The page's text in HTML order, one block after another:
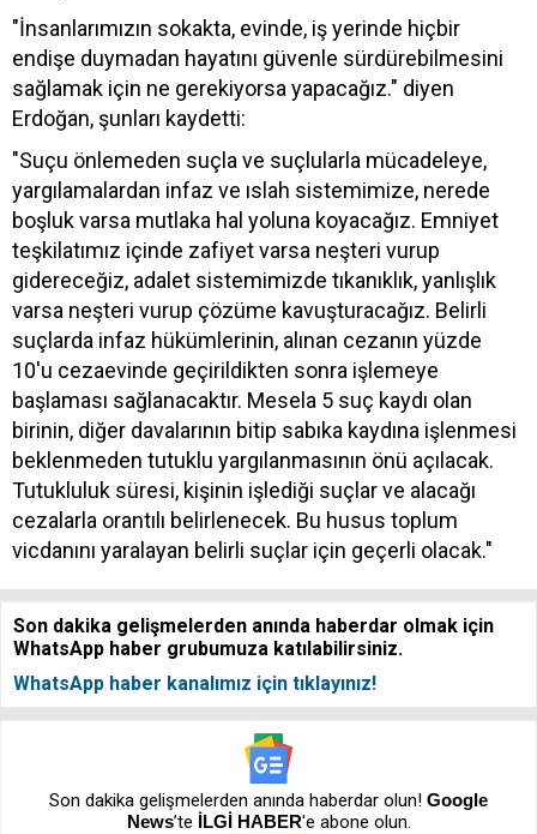
"İnsanlarımızın sokakta, evinde, iş yerinde hiçbir
endişe duymadan hayatını güvenle sürdürebilmesini
sağlamak için ne gerekiyorsa yapacağız." diyen
Erdoğan, şunları kaydetti:
"Suçu önlemeden suçla ve suçlularla mücadeleye,
yargılamalardan infaz ve ıslah sistemimize, nerede
boşluk varsa mutlaka hal yoluna koyacağız. Emniyet
teşkilatımız içinde zafiyet varsa neşteri vurup
gidereceğiz, adalet sistemimizde tıkanıklık, yanlışlık
varsa neşteri vurup çözüme kavuşturacağız. Belirli
suçlarda infaz hükümlerinin, alınan cezanın yüzde
10'u cezaevinde geçirildikten sonra işlemeye
başlaması sağlanacaktır. Mesela 5 suç kaydı olan
birinin, diğer davalarının bitip sabıka kaydına işlenmesi
beklenmeden tutuklu yargılanmasının önü açılacak.
Tutukluluk süresi, kişinin işlediği suçlar ve alacağı
cezalarla orantılı belirlenecek. Bu husus toplum
vicdanını yaralayan belirli suçlar için geçerli olacak."
Son dakika gelişmelerden anında haberdar olmak için
WhatsApp haber grubumuza katılabilirsiniz.
WhatsApp haber kanalımız için tıklayınız!
Son dakika gelişmelerden anında haberdar olun! Google
News’te İLGİ HABER'e abone olun.